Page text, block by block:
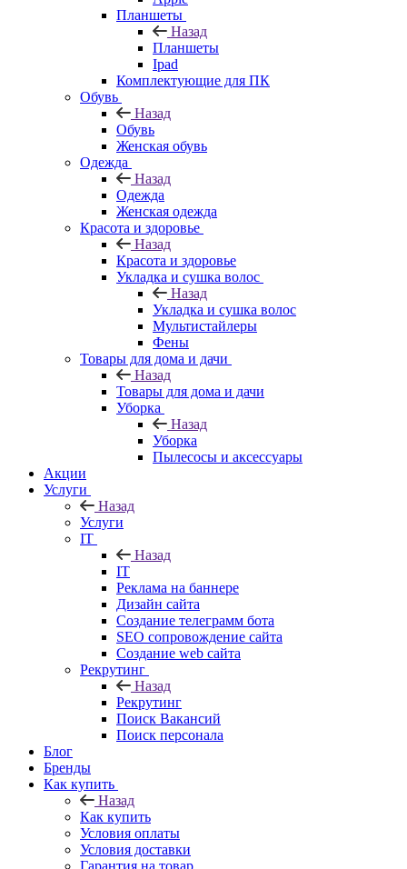
Планшеты
Назад
Планшеты
Ipad
Комплектующие для ПК
Обувь
Назад
Обувь
Женская обувь
Одежда
Назад
Одежда
Женская одежда
Красота и здоровье
Назад
Красота и здоровье
Укладка и сушка волос
Назад
Укладка и сушка волос
Мультистайлеры
Фены
Товары для дома и дачи
Назад
Товары для дома и дачи
Уборка
Назад
Уборка
Пылесосы и аксессуары
Акции
Услуги
Назад
Услуги
IT
Назад
IT
Реклама на баннере
Дизайн сайта
Создание телеграмм бота
SEO сопровождение сайта
Создание web сайта
Рекрутинг
Назад
Рекрутинг
Поиск Вакансий
Поиск персонала
Блог
Бренды
Как купить
Назад
Как купить
Условия оплаты
Условия доставки
Гарантия на товар